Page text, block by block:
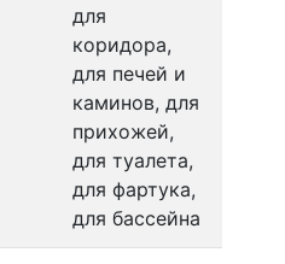
для
коридора,
для печей и
каминов, для
прихожей,
для туалета,
для фартука,
для бассейна